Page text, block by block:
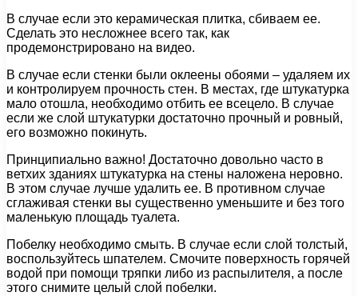
В случае если это керамическая плитка, сбиваем ее.
Сделать это несложнее всего так, как
продемонстрировано на видео.
В случае если стенки были оклеены обоями – удаляем их
и контролируем прочность стен. В местах, где штукатурка
мало отошла, необходимо отбить ее всецело. В случае
если же слой штукатурки достаточно прочный и ровный,
его возможно покинуть.
Принципиально важно! Достаточно довольно часто в
ветхих зданиях штукатурка на стены наложена неровно.
В этом случае лучше удалить ее. В противном случае
сглаживая стенки вы существенно уменьшите и без того
маленькую площадь туалета.
Побелку необходимо смыть. В случае если слой толстый,
воспользуйтесь шпателем. Смочите поверхность горячей
водой при помощи тряпки либо из распылителя, а после
этого снимите целый слой побелки.